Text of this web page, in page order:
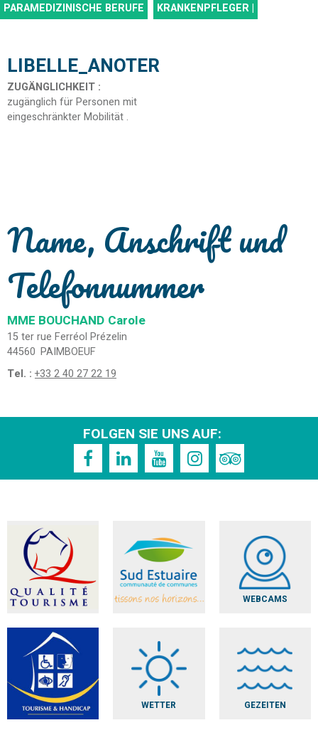
PARAMEDIZINISCHE BERUFE KRANKENPFLEGER |
LIBELLE_ANOTER
ZUGÄNGLICHKEIT :
zugänglich für Personen mit
eingeschränkter Mobilität
Name, Anschrift und
Telefonnummer
MME BOUCHAND Carole
15 ter rue Ferréol Prézelin
44560 PAIMBOEUF
Tel. : +33 2 40 27 22 19
FOLGEN SIE UNS AUF:
WEBCAMS
WETTER GEZEITEN